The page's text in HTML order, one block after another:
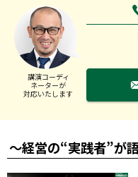
講演コーディ
ネーターが
対応いたします
～経営の“実践者”が